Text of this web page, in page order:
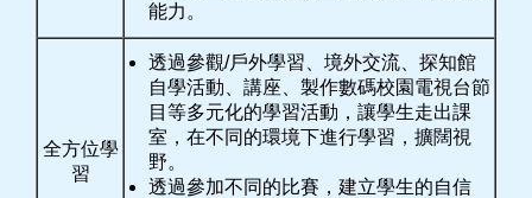
能力。
全方位學
習
透過參觀/戶外學習、境外交流、探知館
自學活動、講座、製作數碼校園電視台節
目等多元化的學習活動，讓學生走出課
室，在不同的環境下進行學習，擴闊視
野。
透過參加不同的比賽，建立學生的自信